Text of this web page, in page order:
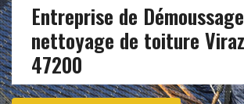
Entreprise de
nettoyage de toiture
47200